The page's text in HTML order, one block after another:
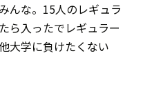
んな。15人のレギュラ
ら入ったでレギュラー
大学に負けたくない